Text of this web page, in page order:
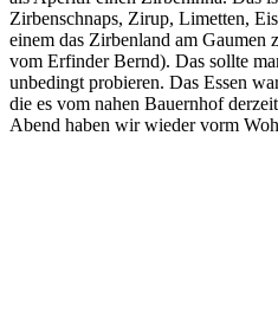
Zirbenschnaps, Zirup, Limetten,
einem das Zirbenland am Gaumen
vom Erfinder Bernd). Das sollte
unbedingt probieren. Das Essen
die es vom nahen Bauernhof
Abend haben wir wieder vorm